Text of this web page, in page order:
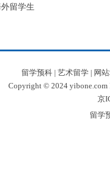
留学生
留学预科| 艺术留学| 网
Copyright © 2024 yibone.com
京
留学